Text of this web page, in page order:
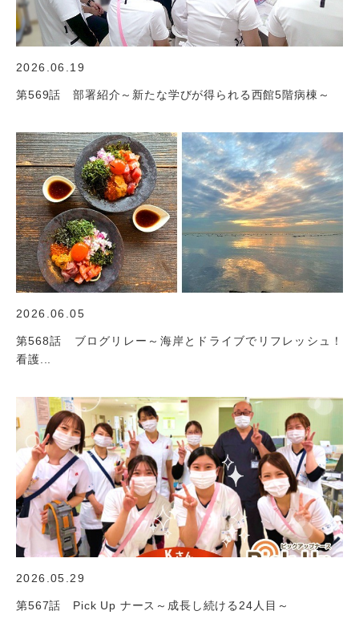
2026.06.19
第569話 部署紹介～新たな学びが得られる西館5階病棟～
2026.06.05
第568話 ブログリレー～海岸とドライブでリフレッシュ！
看護...
2026.05.29
第567話 Pick Up ナース～成長し続ける24人目～